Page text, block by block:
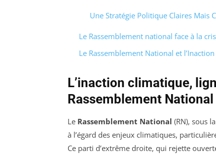
Une Stratégie Politique Claires Mais
Le Rassemblement national face à la
Le Rassemblement National et
L’inaction climatique,
Rassemblement National
Le Rassemblement National (RN), sous
à l’égard des enjeux climatiques,
Ce parti d’extrême droite, qui rejette